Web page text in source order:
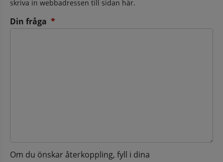
skriva in webbadressen till sidan här.
Din fråga *
Om du önskar återkoppling, fyll i dina